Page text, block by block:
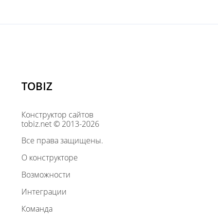
TOBIZ
Конструктор сайтов
tobiz.net © 2013-2026
Все права защищены.
О конструкторе
Возможности
Интеграции
Команда